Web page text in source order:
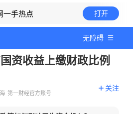
一手热点 打开
无障碍
资收益上缴财政比例
第一财经官方账号
关注